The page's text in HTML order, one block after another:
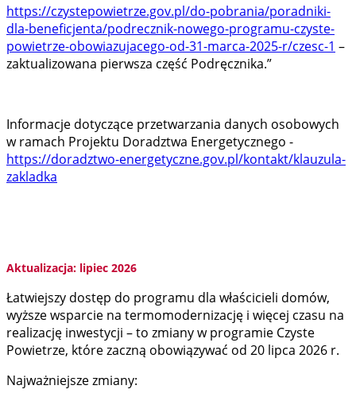
https://czystepowietrze.gov.pl/do-pobrania/poradniki-
dla-beneficjenta/podrecznik-nowego-programu-czyste-
powietrze-obowiazujacego-od-31-marca-2025-r/czesc-1 –
zaktualizowana pierwsza część Podręcznika.”
Informacje dotyczące przetwarzania danych osobowych
w ramach Projektu Doradztwa Energetycznego -
https://doradztwo-energetyczne.gov.pl/kontakt/klauzula-
zakladka
Aktualizacja: lipiec 2026
Łatwiejszy dostęp do programu dla właścicieli domów,
wyższe wsparcie na termomodernizację i więcej czasu na
realizację inwestycji – to zmiany w programie Czyste
Powietrze, które zaczną obowiązywać od 20 lipca 2026 r.
Najważniejsze zmiany: